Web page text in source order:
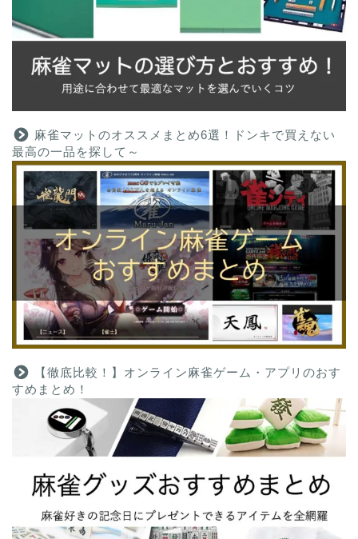
麻雀マットのオススメまとめ6選！ドンキで買えない
最高の一品を探して～
【徹底比較！】オンライン麻雀ゲーム・アプリのおす
すめまとめ！